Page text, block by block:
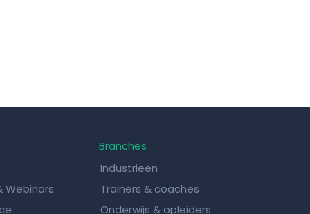
Webinars
Branches
Industrieën
Trainers & coaches
Onderwijs & opleiders